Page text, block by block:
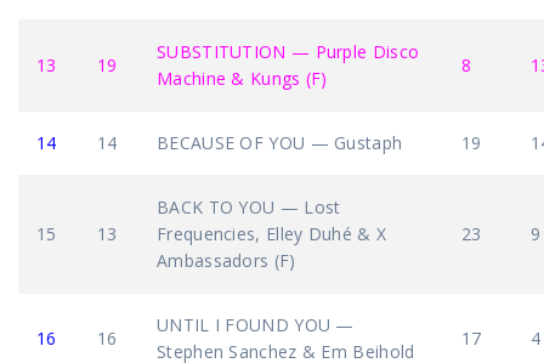
13 19
SUBSTITUTION — Purple Disco
Machine & Kungs (F)
8
14 14 BECAUSE OF YOU — Gustaph 19
15 13
BACK TO YOU — Lost
Frequencies, Elley Duhé & X
Ambassadors (F)
23 9
16 16
UNTIL I FOUND YOU —
Stephen Sanchez & Em Beihold
17 4